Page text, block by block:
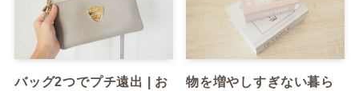
バッグ2つでプチ遠出 | お
物を増やしすぎない暮ら